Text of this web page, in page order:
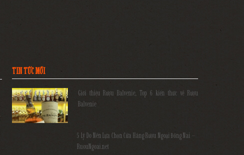
TIN TỨC MỚI
Giới thiệu Rượu Balvenie, Top 6 kiến thức về Rượu
Balvenie
5 Lý Do Nên Lựa Chọn Cửa Hàng Rượu Ngoại Đồng Nai –
RuouNgoai.net